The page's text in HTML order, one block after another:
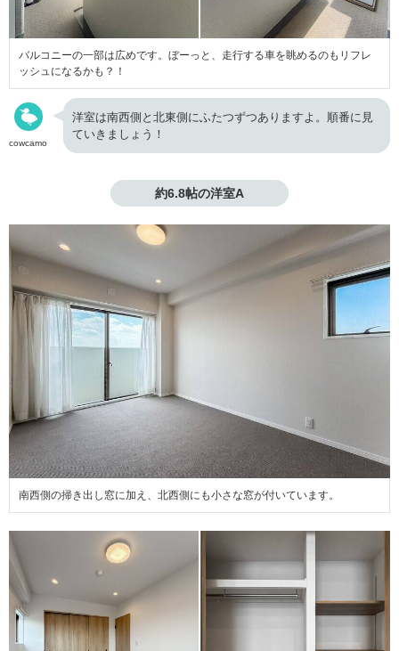
バルコニーの一部は広めです。ぼーっと、走行する車を眺めるのもリフレ
ッシュになるかも？！
cowcamo
洋室は南西側と北東側にふたつずつありますよ。順番に見
ていきましょう！
約6.8帖の洋室A
南西側の掃き出し窓に加え、北西側にも小さな窓が付いています。